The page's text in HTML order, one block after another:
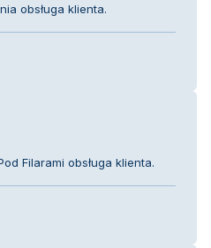
obsługa klienta.
Filarami obsługa klienta.